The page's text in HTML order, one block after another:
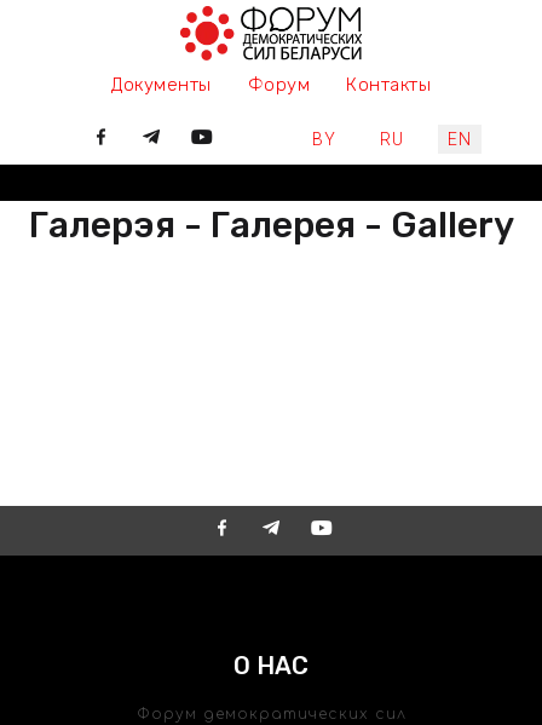
Документы Форум Контакты
Select your language
BY RU EN
Галерэя - Галерея - Gallery
О НАС
Форум демократических сил